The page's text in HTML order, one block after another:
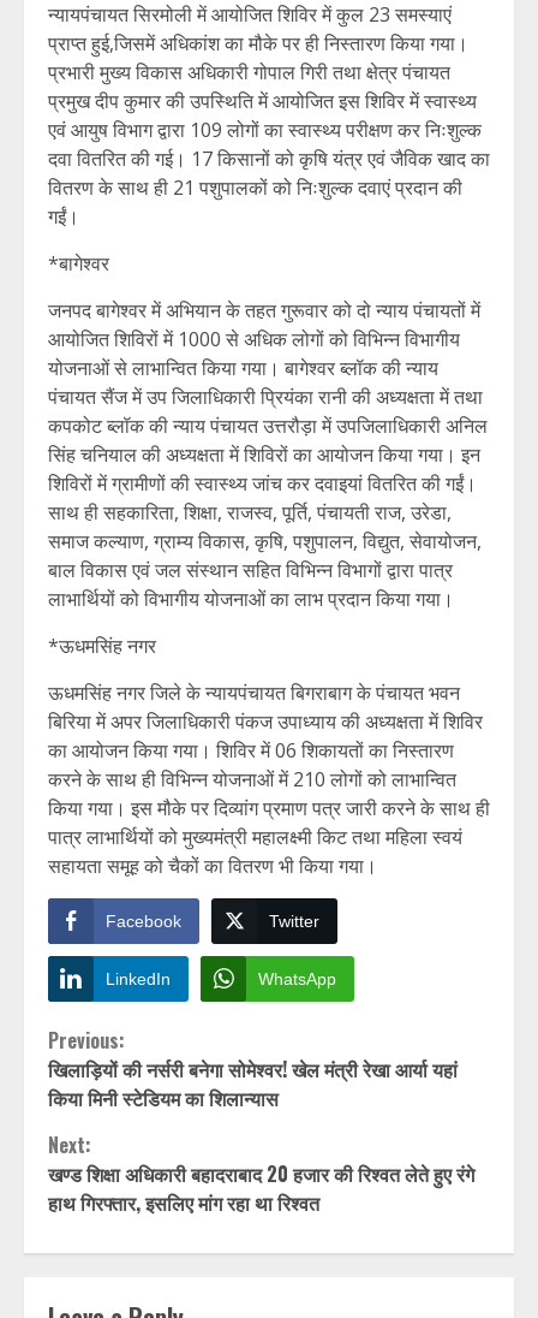
न्यायपंचायत सिरमोली में आयोजित शिविर में कुल 23 समस्याएं
प्राप्त हुई,जिसमें अधिकांश का मौके पर ही निस्तारण किया गया।
प्रभारी मुख्य विकास अधिकारी गोपाल गिरी तथा क्षेत्र पंचायत
प्रमुख दीप कुमार की उपस्थिति में आयोजित इस शिविर में स्वास्थ्य
एवं आयुष विभाग द्वारा 109 लोगों का स्वास्थ्य परीक्षण कर निःशुल्क
दवा वितरित की गई। 17 किसानों को कृषि यंत्र एवं जैविक खाद का
वितरण के साथ ही 21 पशुपालकों को निःशुल्क दवाएं प्रदान की
गईं।
*बागेश्वर
जनपद बागेश्वर में अभियान के तहत गुरूवार को दो न्याय पंचायतों में
आयोजित शिविरों में 1000 से अधिक लोगों को विभिन्न विभागीय
योजनाओं से लाभान्वित किया गया। बागेश्वर ब्लॉक की न्याय
पंचायत सैंज में उप जिलाधिकारी प्रियंका रानी की अध्यक्षता में तथा
कपकोट ब्लॉक की न्याय पंचायत उत्तरौड़ा में उपजिलाधिकारी अनिल
सिंह चनियाल की अध्यक्षता में शिविरों का आयोजन किया गया। इन
शिविरों में ग्रामीणों की स्वास्थ्य जांच कर दवाइयां वितरित की गईं।
साथ ही सहकारिता, शिक्षा, राजस्व, पूर्ति, पंचायती राज, उरेडा,
समाज कल्याण, ग्राम्य विकास, कृषि, पशुपालन, विद्युत, सेवायोजन,
बाल विकास एवं जल संस्थान सहित विभिन्न विभागों द्वारा पात्र
लाभार्थियों को विभागीय योजनाओं का लाभ प्रदान किया गया।
*ऊधमसिंह नगर
ऊधमसिंह नगर जिले के न्यायपंचायत बिगराबाग के पंचायत भवन
बिरिया में अपर जिलाधिकारी पंकज उपाध्याय की अध्यक्षता में शिविर
का आयोजन किया गया। शिविर में 06 शिकायतों का निस्तारण
करने के साथ ही विभिन्न योजनाओं में 210 लोगों को लाभान्वित
किया गया। इस मौके पर दिव्यांग प्रमाण पत्र जारी करने के साथ ही
पात्र लाभार्थियों को मुख्यमंत्री महालक्ष्मी किट तथा महिला स्वयं
सहायता समूह को चैकों का वितरण भी किया गया।
Facebook Twitter
LinkedIn WhatsApp
Continue
Reading
Previous:
खिलाड़ियों की नर्सरी बनेगा सोमेश्वर! खेल मंत्री रेखा आर्या यहां
किया मिनी स्टेडियम का शिलान्यास
Next:
खण्ड शिक्षा अधिकारी बहादराबाद 20 हजार की रिश्वत लेते हुए रंगे
हाथ गिरफ्तार, इसलिए मांग रहा था रिश्वत